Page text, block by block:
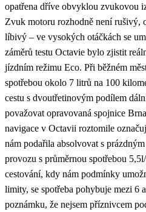
opatřena dříve obvyklou zvukovou
Zvuk motoru rozhodně není rušivý,
líbivý – ve vysokých otáčkách se
záměrů testu Octavie bylo zjistit
jízdním režimu Eco. Při běžném
spotřebou okolo 7 litrů na 100
cestu s dvoutřetinovým podílem
považovat opravovaná spojnice
navigace v Octavii roztomile
nám podařila absolvovat s
provozu s průměrnou spotřebou
cestování, kdy nám podmínky
limity, se spotřeba pohybuje mezi 6
poznámku, že nejsem příznivcem